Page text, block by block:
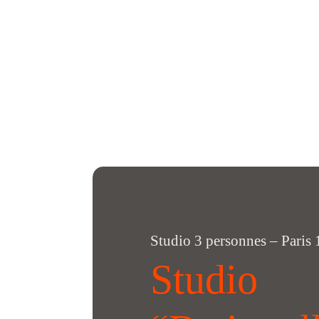
Studio 3 personnes – Paris
Studio